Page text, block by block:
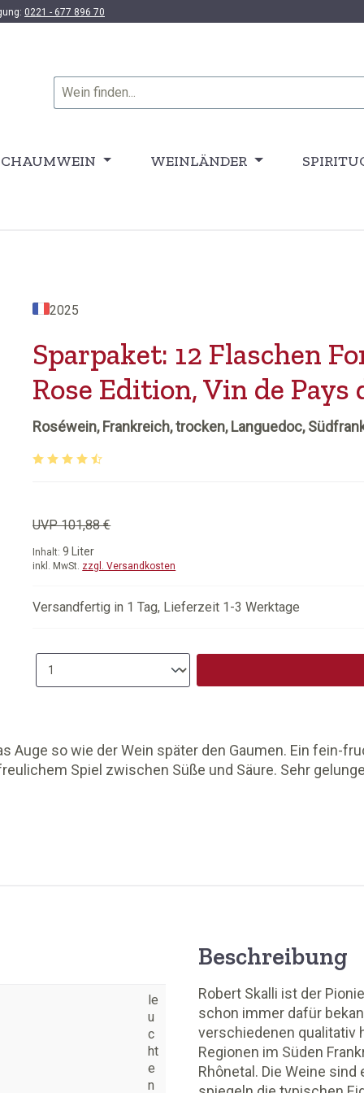
0221 - 677 896 70
WEINLÄNDER
Auge so wie der Wein später den Gaumen. Ein fein-
Spiel zwischen Süße und Säure. Sehr
2025
Sparpaket: 12 Flaschen
Rose Edition, Vin de Pays
Roséwein, Frankreich, trocken, Languedoc,
UVP 101,88 €
Inhalt:9 Liter
inkl. MwSt. zzgl. Versandkosten
Versandfertig in 1 Tag, Lieferzeit 1-3 Werktage
Produkt Anzahl: Gib den
le
u
c
ht
e
n
Beschreibung
Robert Skalli ist der
schon immer dafür
verschiedenen qualitativ
Regionen im Süden
Rhônetal. Die Weine